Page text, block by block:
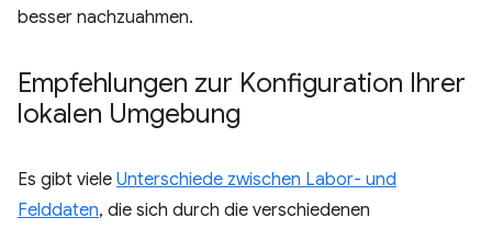
besser nachzuahmen.
Empfehlungen zur Konfiguration Ihrer
lokalen Umgebung
Es gibt viele Unterschiede zwischen Labor- und
Felddaten, die sich durch die verschiedenen